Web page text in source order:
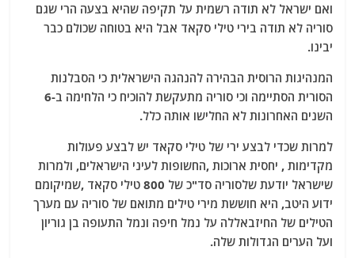
ואם ישראל לא תודה רשמית על תקיפה שהיא בצעה הרי שגם
סוריה לא תודה בירי טילי סקאד אבל היא בטוחה שכולם כבר
יבינו.
המנהיגות הרוסית הבהירה להנהגה הישראלית כי הסבלנות
הסורית הסתיימה וכי סוריה מתעקשת להוכיח כי הלחימה ב-6
השנים האחרונות לא החלישו אותה כלל.
למרות שכדי לבצע ירי של טילי סקאד יש לבצע פעולות
מקדימות , יחסית ארוכות ,החשופות לעיני הישראלים, ולמרות
שישראל יודעת שלסוריה סד"כ של 800 טילי סקאד ,שמיקומם
ידוע היטב, היא חוששת מירי טילים מתואם של סוריה עם מערך
הטילים של החיזבאללה על נמל חיפה ונמל התעופה בן גוריון
ועל הערים הגדולות שלה.